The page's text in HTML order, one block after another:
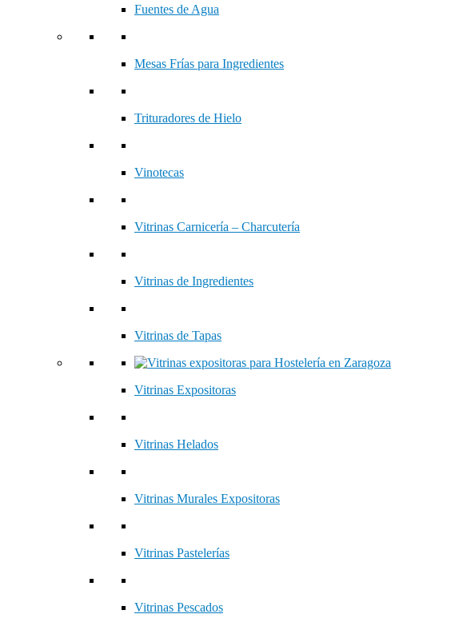
Fuentes de Agua
Mesas Frías para Ingredientes
Trituradores de Hielo
Vinotecas
Vitrinas Carnicería – Charcutería
Vitrinas de Ingredientes
Vitrinas de Tapas
Vitrinas Expositoras
Vitrinas Helados
Vitrinas Murales Expositoras
Vitrinas Pastelerías
Vitrinas Pescados